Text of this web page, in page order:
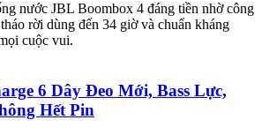
nước JBL Boombox 4 đáng tiền nhờ công
rời dùng đến 34 giờ và chuẩn kháng
cuộc vui.
6 Dây Đeo Mới, Bass Lực,
Hết Pin